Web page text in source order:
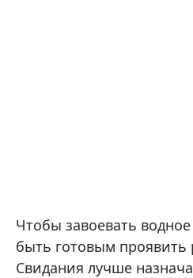
Чтобы завоевать
быть готовым проявить
Свидания лучше